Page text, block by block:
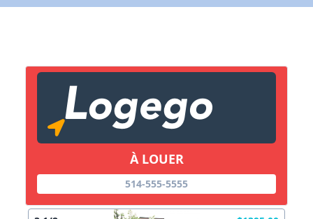
À LOUER
514-555-5555
X Fermer
Lien vers inscription (sera inclus dans courriel)
Copier lien
X Fermer